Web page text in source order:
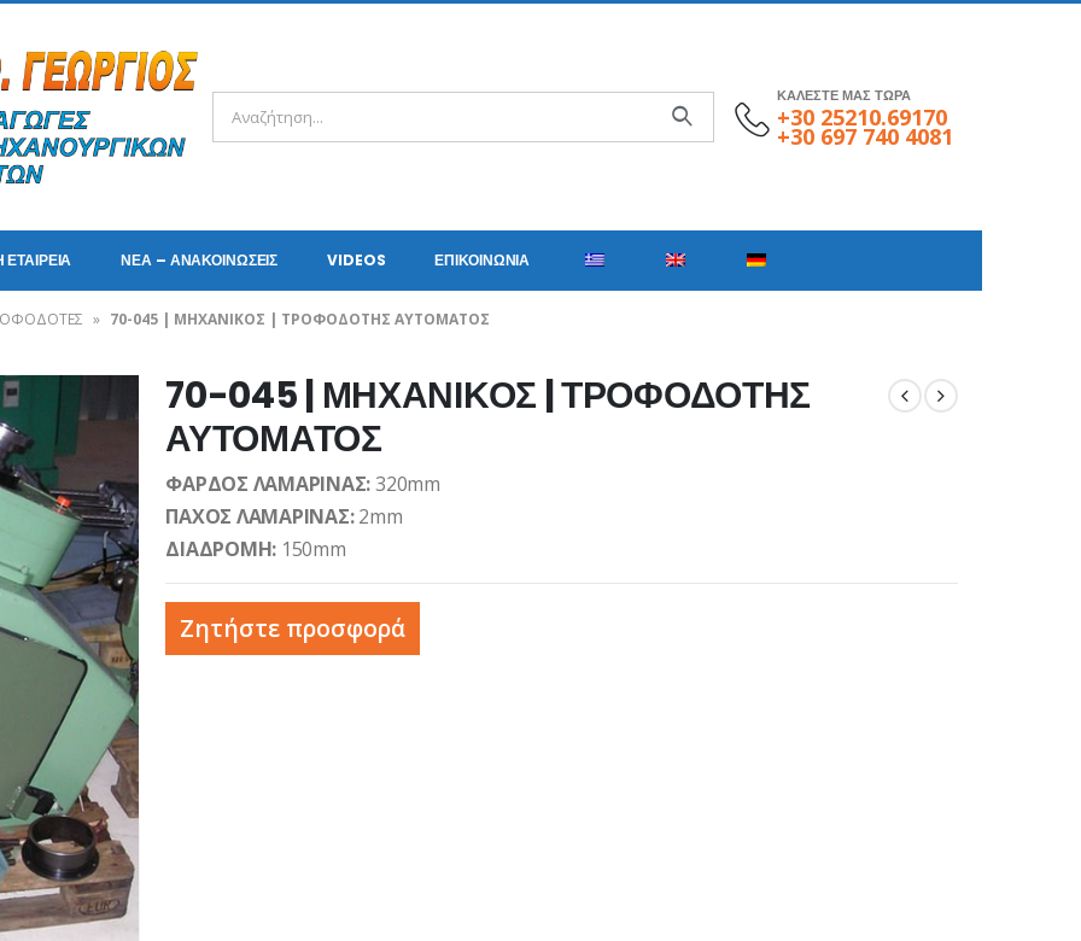
ΚΑΛΕΣΤΕ ΜΑΣ ΤΩΡΑ
+30 25210.69170
+30 697 740 4081
ΕΤΑΙΡΕΊΑ ΝΈΑ – ΑΝΑΚΟΙΝΏΣΕΙΣ VIDEOS ΕΠΙΚΟΙΝΩΝΊΑ
» 70-045 | ΜΗΧΑΝΙΚΟΣ | ΤΡΟΦΟΔΟΤΗΣ ΑΥΤΟΜΑΤΟΣ
70-045 | ΜΗΧΑΝΙΚΟΣ | ΤΡΟΦΟΔΟΤΗΣ
ΑΥΤΟΜΑΤΟΣ
ΦΑΡΔΟΣ ΛΑΜΑΡΙΝΑΣ:320mm
ΠΑΧΟΣ ΛΑΜΑΡΙΝΑΣ:2mm
ΔΙΑΔΡΟΜΗ: 150mm
Ζητήστε προσφορά